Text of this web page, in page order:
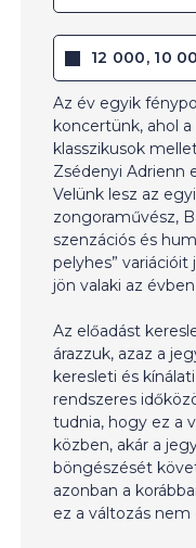
12 000, 10
Az év egyik
koncertünk, ahol
klasszikusok
Zsédenyi Adrienn
Velünk lesz az
zongoraművész,
szenzációs és
pelyhes”
jön valaki az
Az előadást
árazzuk, azaz a
keresleti és
rendszeres
tudnia, hogy ez a
közben, akár a
böngészését
azonban a
ez a változás nem